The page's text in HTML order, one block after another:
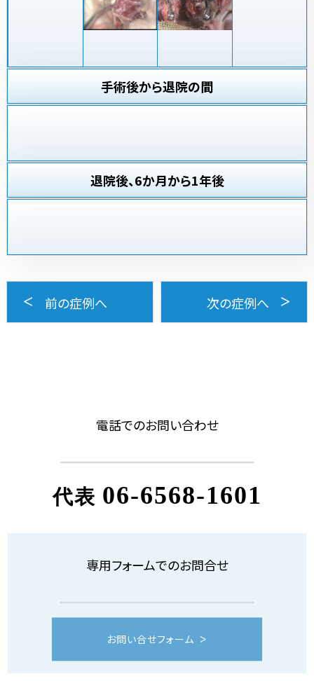
手術後から退院の間
退院後、6か月から1年後
前の症例へ 次の症例へ
電話でのお問い合わせ
代表 06-6568-1601
専用フォームでのお問合せ
お問い合せフォーム